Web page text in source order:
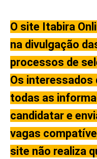
O site Itabira
na divulgação
processos de
Os
todas as
candidatar e
vagas
site não realiza